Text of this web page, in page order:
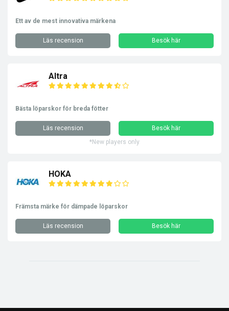
Ett av de mest innovativa märkena
Läs recension Besök här
Altra
Bästa löparskor för breda fötter
Läs recension
Besök här
*New players only
HOKA
Främsta märke för dämpade löparskor
Läs recension Besök här